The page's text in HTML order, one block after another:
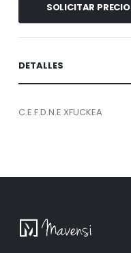
SOLICITAR PRECIO
DETALLES
C.E.F.D.N.E XFUCKEA